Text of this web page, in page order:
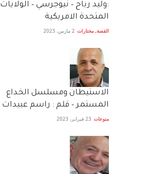
:وليد رباح – نيوجرسي – الولايات
المتحدة الامريكية
القصة, مختارات 2 مارس، 2023
الاستيطان ومسلسل الخداع
المستمر – قلم : راسم عبيدات
منوعات 23 فبراير، 2023